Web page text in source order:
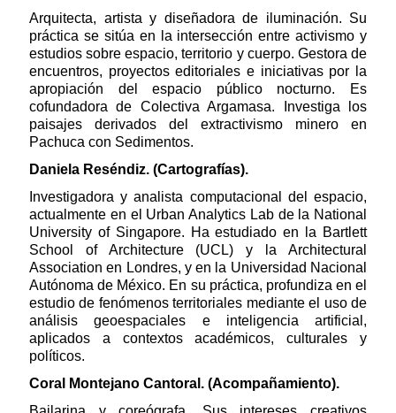
Arquitecta, artista y diseñadora de iluminación. Su
práctica se sitúa en la intersección entre activismo y
estudios sobre espacio, territorio y cuerpo. Gestora de
encuentros, proyectos editoriales e iniciativas por la
apropiación del espacio público nocturno. Es
cofundadora de Colectiva Argamasa. Investiga los
paisajes derivados del extractivismo minero en
Pachuca con Sedimentos.
Daniela Reséndiz. (Cartografías).
Investigadora y analista computacional del espacio,
actualmente en el Urban Analytics Lab de la National
University of Singapore. Ha estudiado en la Bartlett
School of Architecture (UCL) y la Architectural
Association en Londres, y en la Universidad Nacional
Autónoma de México. En su práctica, profundiza en el
estudio de fenómenos territoriales mediante el uso de
análisis geoespaciales e inteligencia artificial,
aplicados a contextos académicos, culturales y
políticos.
Coral Montejano Cantoral. (Acompañamiento).